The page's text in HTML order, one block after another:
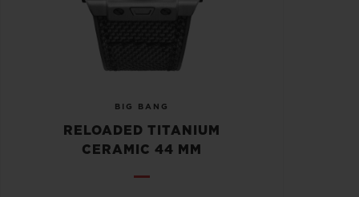
BIG BANG
RELOADED TITANIUM
CERAMIC 44 MM